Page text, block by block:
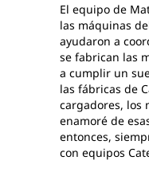
El equipo de
las máquinas
ayudaron a
se fabrican las
a cumplir un
las fábricas de
cargadores, los
enamoré de
entonces,
con equipos